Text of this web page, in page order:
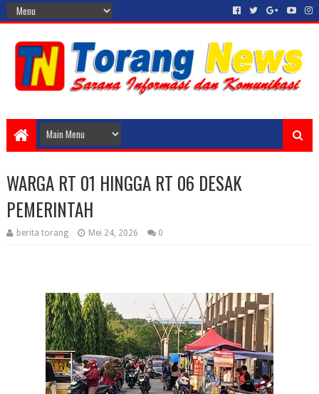
WARGA RT 01 HINGGA RT 06 DESAK
PEMERINTAH
berita torang Mei 24, 2026 0